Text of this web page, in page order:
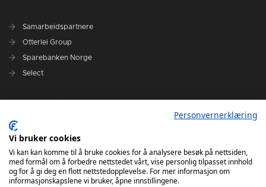
Samarbeidspartnere
Otterlei Group
Sparebanken Norge
Select
Spillerstall
Administrasjon
Styret
Personvernerklæring
Vi bruker cookies
Vi kan kan komme til å bruke cookies for å analysere besøk på nettsiden,
med formål om å forbedre nettstedet vårt, vise personlig tilpasset innhold
og for å gi deg en flott nettstedopplevelse. For mer informasjon om
informasjonskapslene vi bruker, åpne innstillingene.